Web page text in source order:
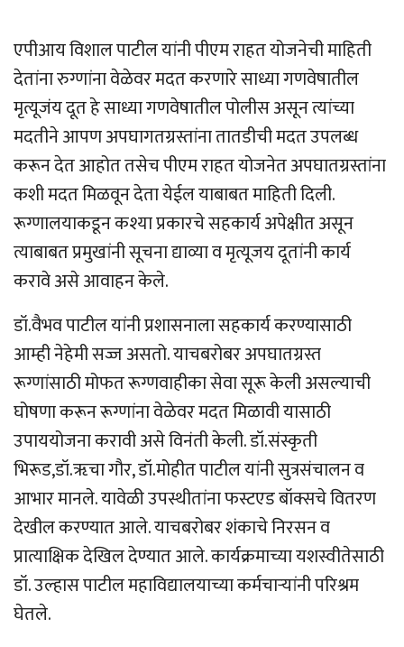
एपीआय विशाल पाटील यांनी पीएम राहत योजनेची माहिती
देतांना रुग्णांना वेळेवर मदत करणारे साध्या गणवेषातील
मृत्यूजंय दूत हे साध्या गणवेषातील पोलीस असून त्यांच्या
मदतीने आपण अपघागतग्रस्तांना तातडीची मदत उपलब्ध
करून देत आहोत तसेच पीएम राहत योजनेत अपघातग्रस्तांना
कशी मदत मिळवून देता येईल याबाबत माहिती दिली.
रूग्णालयाकडून कश्या प्रकारचे सहकार्य अपेक्षीत असून
त्याबाबत प्रमुखांनी सूचना द्याव्या व मृत्यूजय दूतांनी कार्य
करावे असे आवाहन केले.
डॉ.वैभव पाटील यांनी प्रशासनाला सहकार्य करण्यासाठी
आम्ही नेहेमी सज्ज असतो. याचबरोबर अपघातग्रस्त
रूग्णांसाठी मोफत रूग्णवाहीका सेवा सूरू केली असल्याची
घोषणा करून रूग्णांना वेळेवर मदत मिळावी यासाठी
उपाययोजना करावी असे विनंती केली. डॉ.संस्कृती
भिरूड,डॉ.ॠचा गौर, डॉ.मोहीत पाटील यांनी सुत्रसंचालन व
आभार मानले. यावेळी उपस्थीतांना फस्टएड बॉक्सचे वितरण
देखील करण्यात आले. याचबरोबर शंकाचे निरसन व
प्रात्याक्षिक देखिल देण्यात आले. कार्यक्रमाच्या यशस्वीतेसाठी
डॉ. उल्हास पाटील महाविद्यालयाच्या कर्मचार्‍यांनी परिश्रम
घेतले.